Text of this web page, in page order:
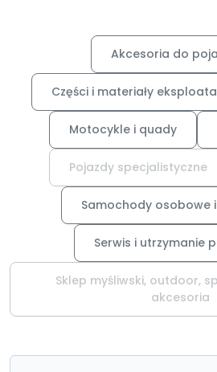
Akcesoria do
Części i materiały
Motocykle i quady
Pojazdy specjalistyczne
Samochody osobowe
Serwis i utrzymanie
Sklep myśliwski, outdoor,
akcesoria